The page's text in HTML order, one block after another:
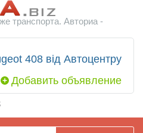
транспорта. Авториа -
408 від Автоцентру
Добавить объявление